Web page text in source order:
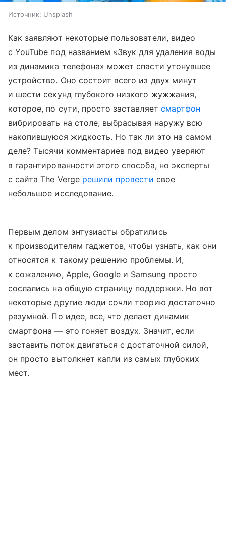
Источник: Unsplash
Как заявляют некоторые пользователи, видео
с YouTube под названием «Звук для удаления воды
из динамика телефона» может спасти утонувшее
устройство. Оно состоит всего из двух минут
и шести секунд глубокого низкого жужжания,
которое, по сути, просто заставляет смартфон
вибрировать на столе, выбрасывая наружу всю
накопившуюся жидкость. Но так ли это на самом
деле? Тысячи комментариев под видео уверяют
в гарантированности этого способа, но эксперты
с сайта The Verge решили провести свое
небольшое исследование.
Первым делом энтузиасты обратились
к производителям гаджетов, чтобы узнать, как они
относятся к такому решению проблемы. И,
к сожалению, Apple, Google и Samsung просто
сослались на общую страницу поддержки. Но вот
некоторые другие люди сочли теорию достаточно
разумной. По идее, все, что делает динамик
смартфона — это гоняет воздух. Значит, если
заставить поток двигаться с достаточной силой,
он просто вытолкнет капли из самых глубоких
мест.